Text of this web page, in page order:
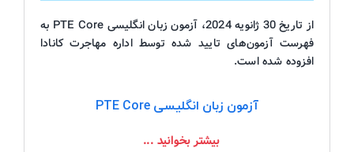
از تاریخ 30 ژانویه 2024، آزمون زبان انگلیسی PTE Core به
فهرست آزمون‌های تایید شده توسط اداره مهاجرت کانادا
افزوده شده است.
آزمون زبان انگلیسی PTE Core
بیشتر بخوانید ...